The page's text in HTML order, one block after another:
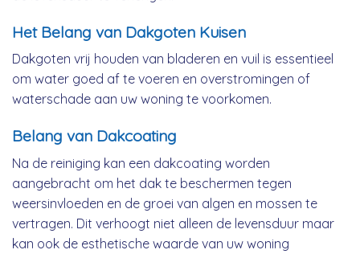
Het Belang van Dakgoten Kuisen
Dakgoten vrij houden van bladeren en vuil is essentieel
om water goed af te voeren en overstromingen of
waterschade aan uw woning te voorkomen.
Belang van Dakcoating
Na de reiniging kan een dakcoating worden
aangebracht om het dak te beschermen tegen
weersinvloeden en de groei van algen en mossen te
vertragen. Dit verhoogt niet alleen de levensduur maar
kan ook de esthetische waarde van uw woning